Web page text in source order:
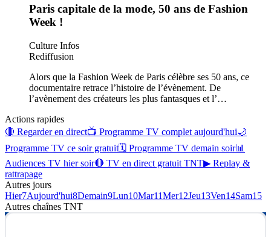
Paris capitale de la mode, 50 ans de Fashion
Week !
Culture Infos
Rediffusion
Alors que la Fashion Week de Paris célèbre ses 50 ans, ce
documentaire retrace l’histoire de l’évènement. De
l’avènement des créateurs les plus fantasques et l’…
Actions rapides
🔴 Regarder en direct📺 Programme TV complet aujourd'hui🌙
Programme TV ce soir gratuit🗓 Programme TV demain soir📊
Audiences TV hier soir🔴 TV en direct gratuit TNT▶ Replay &
rattrapage
Autres jours
Hier7Aujourd'hui8Demain9Lun10Mar11Mer12Jeu13Ven14Sam15
Autres chaînes TNT